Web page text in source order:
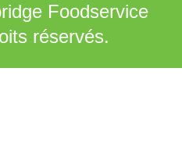
Foodservice
réservés.